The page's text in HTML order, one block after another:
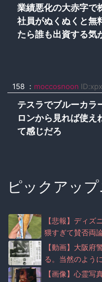
業績悪化の大赤字で
社員がぬくぬくと無
たら誰も出資する気
158 ： moccosnoon
テスラでブルーカラ
ロンから見れば使え
て感じだろ
ピックアッ
【悲報】ディ
猥すぎて賛否両
【動画】大阪府
る。当然のよう
【画像】心霊写